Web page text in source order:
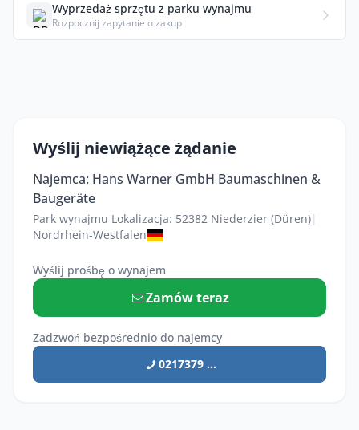
Wyprzedaż sprzętu z parku wynajmu
Rozpocznij zapytanie o zakup
Wyślij niewiążące żądanie
Najemca: Hans Warner GmbH Baumaschinen &
Baugeräte
Park wynajmu Lokalizacja: 52382 Niederzier (Düren)|
Nordrhein-Westfalen
Wyślij prośbę o wynajem
Zamów teraz
Zadzwoń bezpośrednio do najemcy
0217379 ...